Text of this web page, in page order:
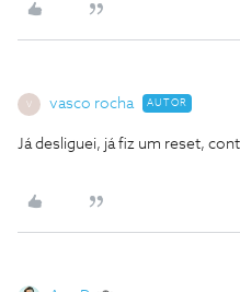
V vasco rocha AUTOR
Já desliguei, já fiz um reset,